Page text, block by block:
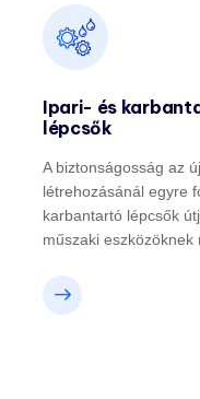
Ipari- és
lépcsők
A biztonságosság az
létrehozásánál egyre
karbantartó lépcsők
műszaki eszközöknek